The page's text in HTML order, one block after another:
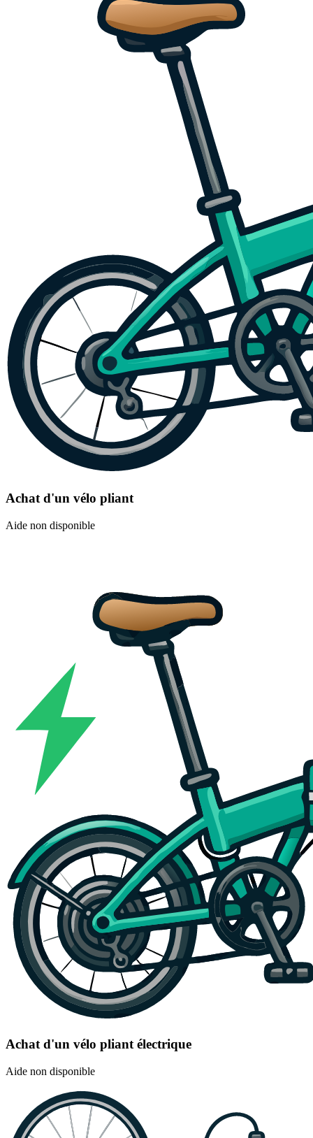
Achat d'un vélo pliant
Aide non disponible
Achat d'un vélo pliant électrique
Aide non disponible